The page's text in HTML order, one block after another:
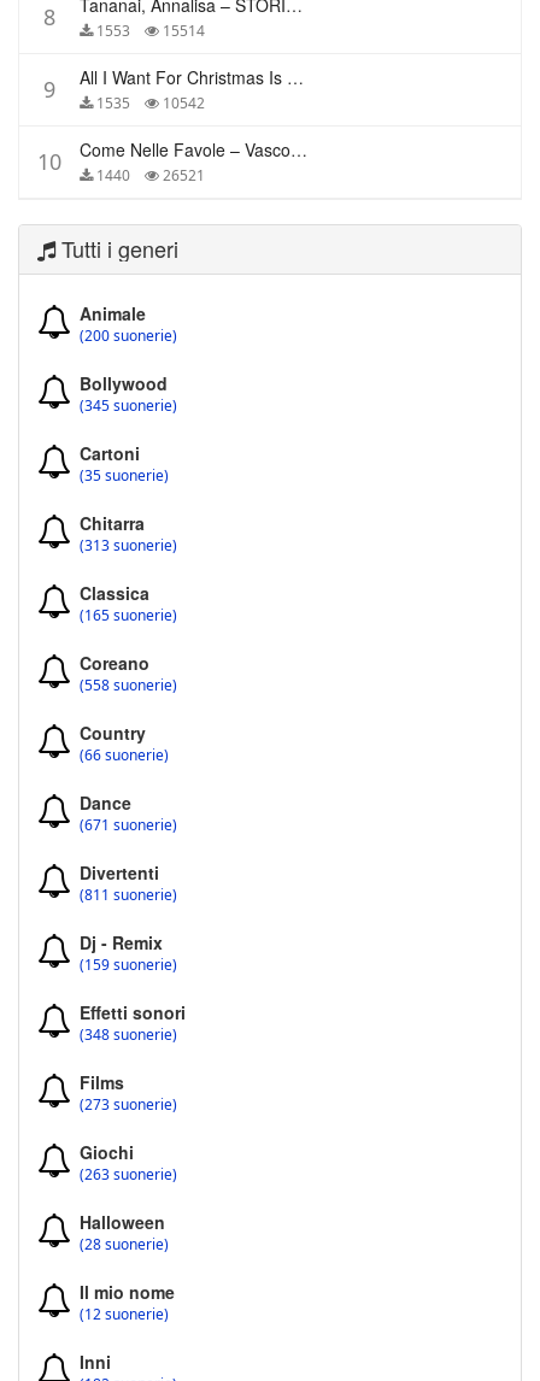
8 Tananai, Annalisa – STORIE BREVI
1553 15514
9 All I Want For Christmas Is You – Mariah Carey
1535 10542
10 Come Nelle Favole – Vasco Rossi
1440 26521
Tutti i generi
Animale
(200 suonerie)
Bollywood
(345 suonerie)
Cartoni
(35 suonerie)
Chitarra
(313 suonerie)
Classica
(165 suonerie)
Coreano
(558 suonerie)
Country
(66 suonerie)
Dance
(671 suonerie)
Divertenti
(811 suonerie)
Dj - Remix
(159 suonerie)
Effetti sonori
(348 suonerie)
Films
(273 suonerie)
Giochi
(263 suonerie)
Halloween
(28 suonerie)
Il mio nome
(12 suonerie)
Inni